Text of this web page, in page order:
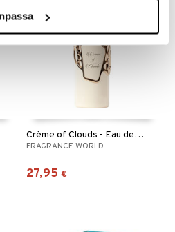
Crème of Clouds - Eau de parfum
FRAGRANCE WORLD
27,95 €